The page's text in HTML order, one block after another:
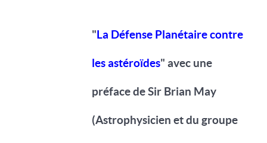
" La Défense Planétaire contre
les astéroïdes" avec une
préface de Sir Brian May
(Astrophysicien et du groupe